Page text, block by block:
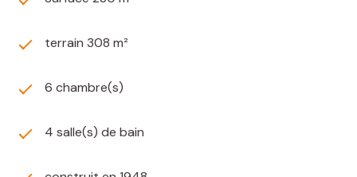
terrain 308 m²
6 chambre(s)
4 salle(s) de bain